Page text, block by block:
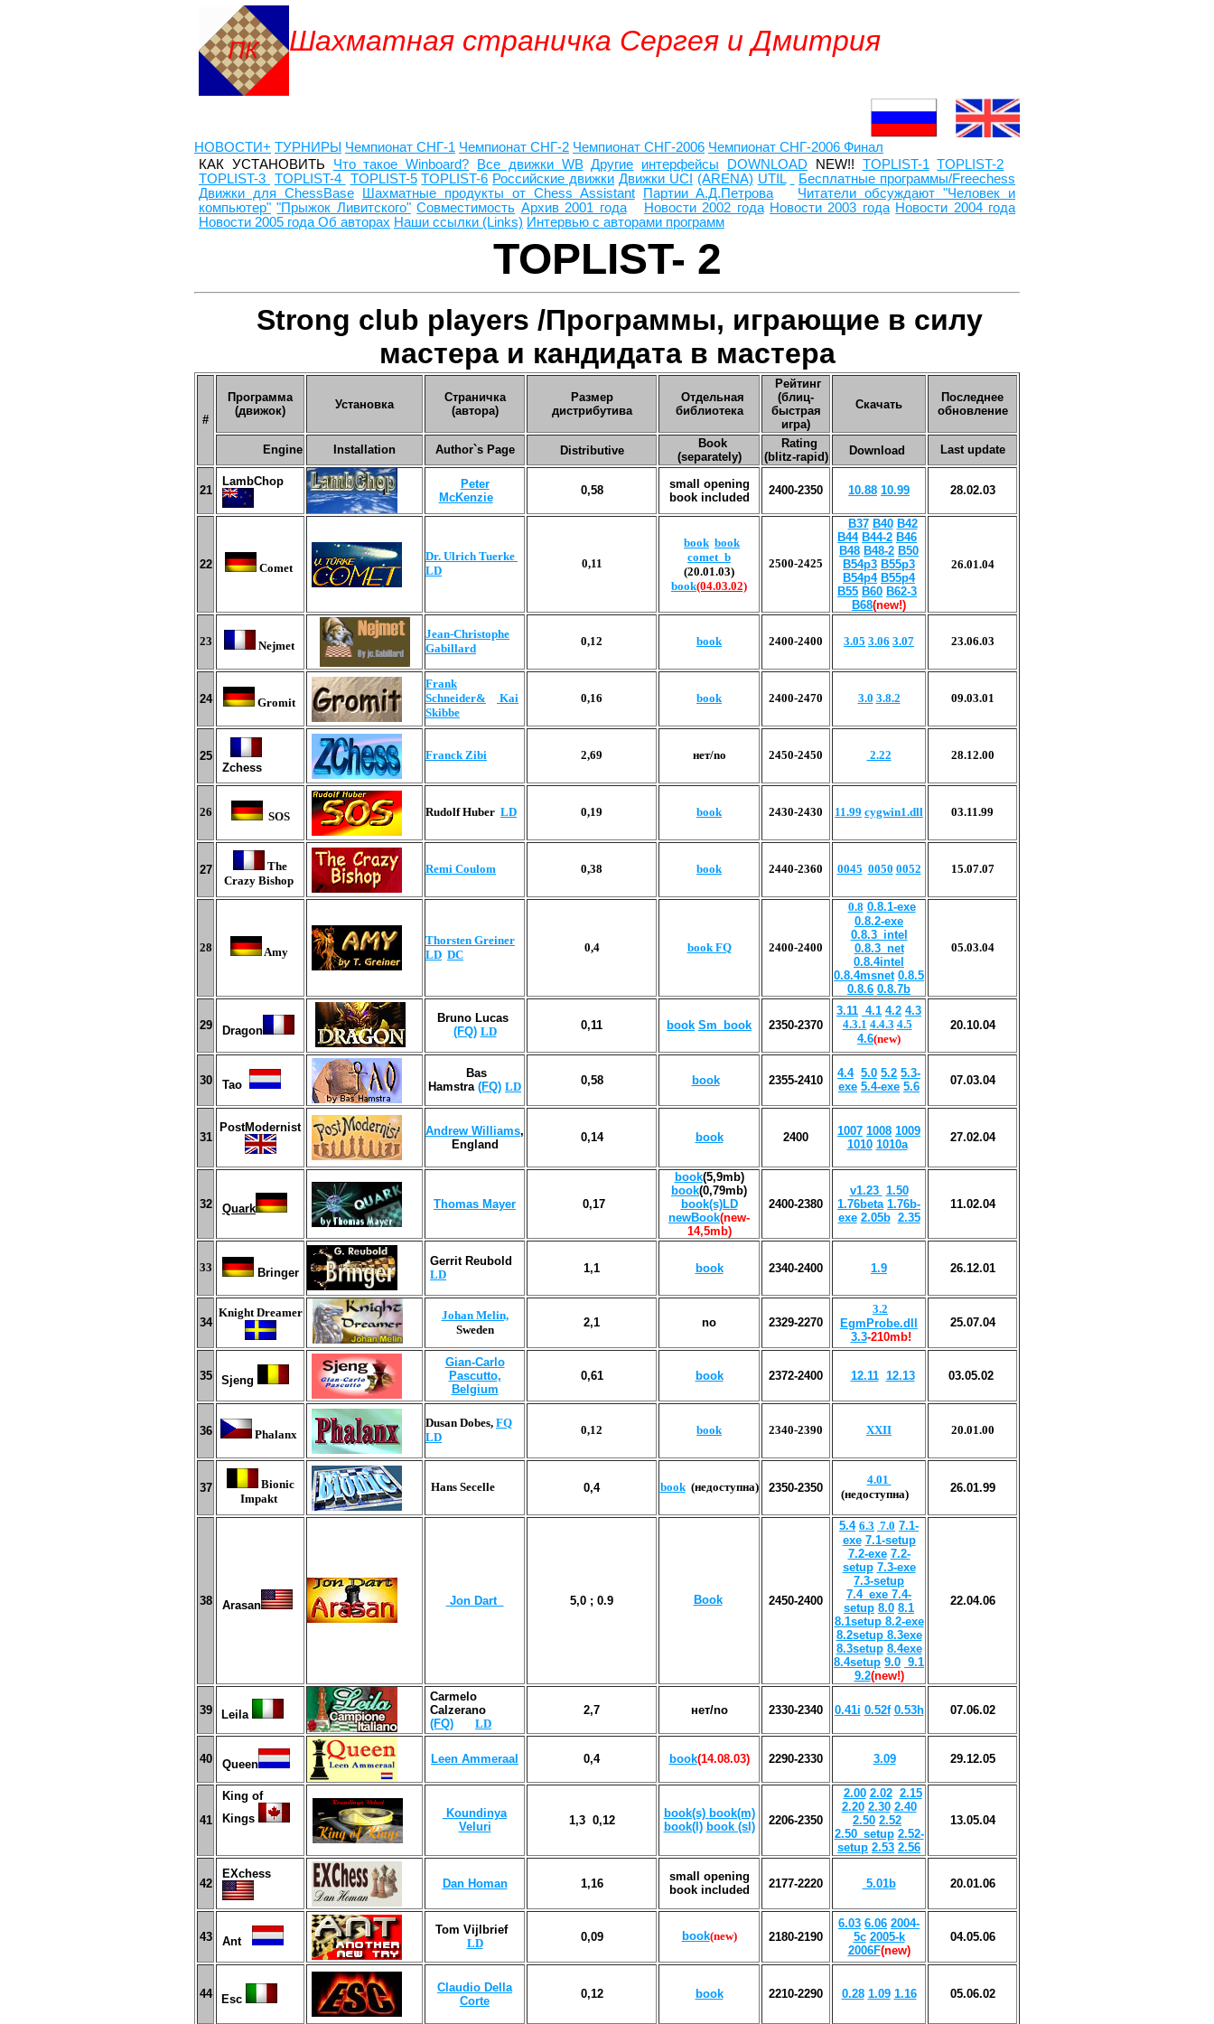
Шахматная страничка Сергея и Дмитрия
НОВОСТИ+ ТУРНИРЫ Чемпионат СНГ-1 Чемпионат СНГ-2 Чемпионат СНГ-2006 Чемпионат СНГ-2006 Финал
КАК УСТАНОВИТЬ Что такое Winboard? Все движки WB Другие интерфейсы DOWNLOAD NEW!! TOPLIST-1 TOPLIST-2
TOPLIST-3
TOPLIST-4 TOPLIST-5 TOPLIST-6 Российские движки Движки UCI (ARENA) UTIL
Бесплатные программы/Freechess
Движки для ChessBase
Шахматные продукты от Chess Assistant Партии А.Д.Петрова Читатели обсуждают "Человек и
компьютер" "Прыжок Ливитского" Совместимость Архив 2001 года Новости 2002 года Новости 2003 года Новости 2004 года
Новости 2005 года Об авторах Наши ссылки (Links) Интервью с авторами программ
TOPLIST- 2
Strong club players /Программы, играющие в силу
мастера и кандидата в мастера
#
Программа
(движок)
Установка
Страничка
(автора)
Размер
дистрибутива
Отдельная
библиотека
Рейтинг
(блиц-
быстрая
игра)
Скачать
Последнее
обновление
Engine Installation Author`s Page Distributive
Book
(separately)
Rating
(blitz-rapid)
Download Last update
21
LambChop
Peter
McKenzie
0,58
small opening
book included
2400-2350 10.88 10.99 28.02.03
22 Comet
Dr. Ulrich Tuerke
LD
0,11
book book
comet_b
(20.01.03)
book(04.03.02)
2500-2425
B37 B40 B42
B44 B44-2 B46
B48 B48-2 B50
B54p3 B55p3
B54p4 B55p4
B55 B60 B62-3
B68(new!)
26.01.04
23 Nejmet
Jean-Christophe
Gabillard
0,12 book 2400-2400 3.05 3.06 3.07 23.06.03
24 Gromit
Frank
Schneider&
Kai
Skibbe
0,16 book 2400-2470 3.0 3.8.2 09.03.01
25
Zchess
Franck Zibi 2,69 нет/no 2450-2450 2.22 28.12.00
26 SOS Rudolf Huber LD 0,19 book 2430-2430 11.99 cygwin1.dll 03.11.99
27
The
Crazy Bishop
Remi Coulom 0,38 book 2440-2360 0045 0050 0052 15.07.07
28 Amy
Thorsten Greiner
LD DC
0,4 book FQ 2400-2400
0.8 0.8.1-exe
0.8.2-exe
0.8.3_intel
0.8.3_net
0.8.4intel
0.8.4msnet 0.8.5
0.8.6 0.8.7b
05.03.04
29 Dragon
Bruno Lucas
(FQ) LD 0,11 book Sm_book 2350-2370
3.11 4.1 4.2 4.3
4.3.1 4.4.3 4.5
4.6(new)
20.10.04
30 Tao
Bas
Hamstra (FQ) LD 0,58 book 2355-2410
4.4 5.0 5.2 5.3-
exe 5.4-exe 5.6 07.03.04
31
PostModernist Andrew Williams,
England
0,14 book 2400 1007 1008 1009
1010 1010a
27.02.04
32 Quark Thomas Mayer 0,17
book(5,9mb)
book(0,79mb)
book(s)LD
newBook(new-
14,5mb)
2400-2380
v1.23 1.50
1.76beta 1.76b-
exe 2.05b 2.35
11.02.04
33 Bringer
Gerrit Reubold
LD
1,1 book 2340-2400 1.9 26.12.01
34
Knight Dreamer
Johan Melin,
Sweden
2,1 no 2329-2270
3.2
EgmProbe.dll
3.3-210mb!
25.07.04
35 Sjeng
Gian-Carlo
Pascutto,
Belgium
0,61 book 2372-2400 12.11 12.13 03.05.02
36 Phalanx
Dusan Dobes, FQ
LD
0,12 book 2340-2390 XXII 20.01.00
37
Bionic
Impakt
Hans Secelle 0,4 book(недоступна) 2350-2350
4.01
(недоступна)
26.01.99
38 Arasan Jon Dart 5,0 ; 0.9 Book 2450-2400
5.4 6.3 7.0 7.1-
exe 7.1-setup
7.2-exe 7.2-
setup 7.3-exe
7.3-setup
7.4_exe 7.4-
setup 8.0 8.1
8.1setup8.2-exe
8.2setup8.3exe
8.3setup 8.4exe
8.4setup 9.0 9.1
9.2(new!)
22.04.06
39 Leila
Carmelo
Calzerano
(FQ)
LD
2,7 нет/no 2330-2340 0.41i 0.52f 0.53h 07.06.02
40 Queen Leen Ammeraal 0,4 book(14.08.03) 2290-2330 3.09 29.12.05
41
King of
Kings
Koundinya
Veluri
1,3 0,12
book(s) book(m)
book(l) book (sl) 2206-2350
2.00 2.02 2.15
2.20 2.30 2.40
2.50 2.52
2.50_setup 2.52-
setup 2.53 2.56
13.05.04
42
EXchess
Dan Homan 1,16
small opening
book included
2177-2220 5.01b 20.01.06
43 Ant
Tom Vijlbrief
LD
0,09 book(new) 2180-2190
6.03 6.06 2004-
5c 2005-k
2006F(new)
04.05.06
44 Esc
Claudio Della
Corte
0,12 book 2210-2290 0.28 1.09 1.16 05.06.02